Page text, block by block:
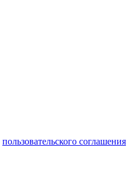
пользовательского соглашения